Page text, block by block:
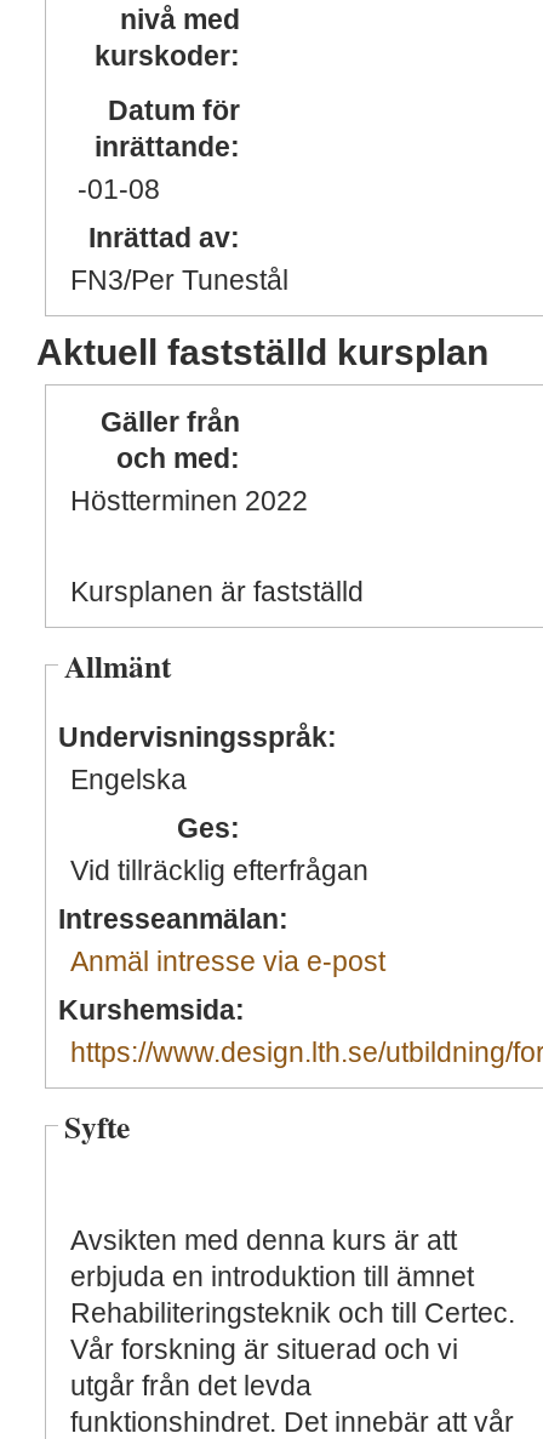
nivå med
kurskoder:
Datum för
inrättande:
-01-08
Inrättad av:
FN3/Per Tunestål
Aktuell fastställd kursplan
Gäller från
och med:
Höstterminen 2022
Kursplanen är fastställd
Allmänt
Undervisningsspråk:
Engelska
Ges:
Vid tillräcklig efterfrågan
Intresseanmälan:
Anmäl intresse via e-post
Kurshemsida:
https://www.design.lth.se/utbildning/
Syfte
Avsikten med denna kurs är att
erbjuda en introduktion till ämnet
Rehabiliteringsteknik och till Certec.
Vår forskning är situerad och vi
utgår från det levda
funktionshindret. Det innebär att vår